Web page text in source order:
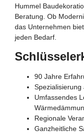
Hummel
Beratung. Ob
das Unternehmen
jeden Bedarf.
90 Jahre
Spezialisierung
Umfassendes
Regionale
Ganzheitliche